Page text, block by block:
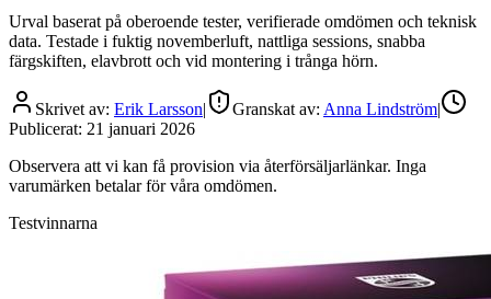
Urval baserat på oberoende tester, verifierade omdömen och teknisk
data. Testade i fuktig novemberluft, nattliga sessions, snabba
färgskiften, elavbrott och vid montering i trånga hörn.
Skrivet av: Erik Larsson| Granskat av: Anna Lindström|
Publicerat: 21 januari 2026
Observera att vi kan få provision via återförsäljarlänkar. Inga
varumärken betalar för våra omdömen.
Testvinnarna